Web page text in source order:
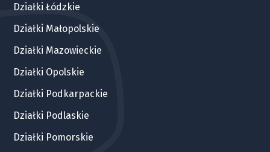
Działki Łódzkie
Działki Małopolskie
Działki Mazowieckie
Działki Opolskie
Działki Podkarpackie
Działki Podlaskie
Działki Pomorskie